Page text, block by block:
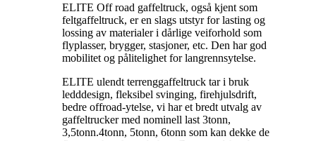
ELITE Off road gaffeltruck, også kjent som
feltgaffeltruck, er en slags utstyr for lasting og
lossing av materialer i dårlige veiforhold som
flyplasser, brygger, stasjoner, etc. Den har god
mobilitet og pålitelighet for langrennsytelse.
ELITE ulendt terrenggaffeltruck tar i bruk
ledddesign, fleksibel svinging, firehjulsdrift,
bedre offroad-ytelse, vi har et bredt utvalg av
gaffeltrucker med nominell last 3tonn,
3,5tonn.4tonn, 5tonn, 6tonn som kan dekke de